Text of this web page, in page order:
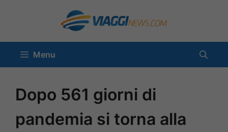
contenuto
Menu
Dopo 561 giorni di
pandemia si torna alla